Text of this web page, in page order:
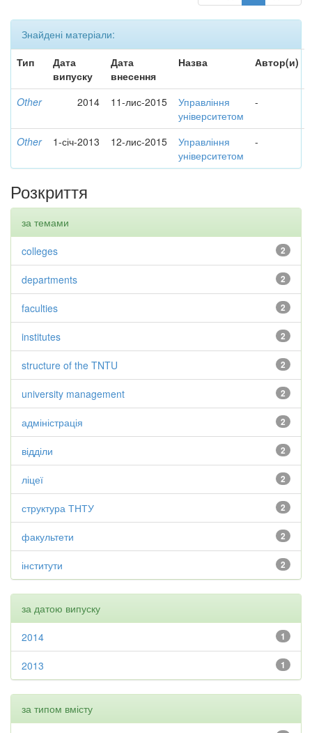
Знайдені матеріали:
Тип
Дата
випуску
Дата
внесення
Назва Автор(и)
Other 2014 11-лис-2015
Управління
університетом
-
Other 1-січ-2013 12-лис-2015
Управління
університетом
-
Розкриття
за темами
2
colleges
2
departments
2
faculties
2
institutes
2
structure of the TNTU
2
university management
2
адміністрація
2
відділи
2
ліцеї
2
структура ТНТУ
2
факультети
2
інститути
за датою випуску
1
2014
1
2013
за типом вмісту